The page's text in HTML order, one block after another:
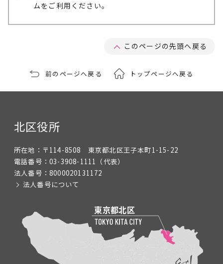
ムをご利用ください。
このページの先頭へ戻る
前のページへ戻る トップページへ戻る
北区役所
所在地： 〒114-8508 東京都北区王子本町1-15-22
電話番号： 03-3908-1111 （代表）
法人番号： 8000020131172
法人番号について